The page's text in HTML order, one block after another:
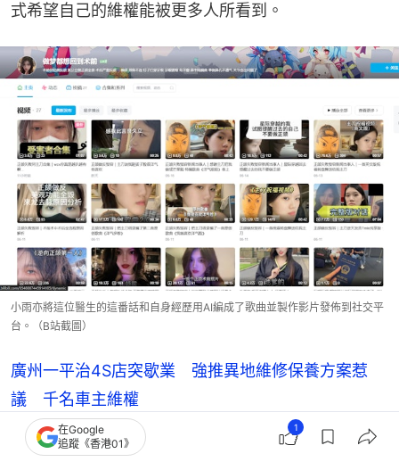
式希望自己的維權能被更多人所看到。
小雨亦將這位醫生的這番話和自身經歷用AI編成了歌曲並製作影片發佈到社交平
台。（B站截圖）
廣州一平治4S店突歇業 強推異地維修保養方案惹
議 千名車主維權
貴陽餐廳石桌斷裂女童臉受傷留疤 家長索賠老闆竟
在Google
追蹤《香港01》
1